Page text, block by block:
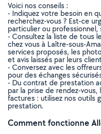
Voici nos conseils :
- Indiquez votre besoin en
recherchez-vous ? Est-ce
particulier ou professionnel,
- Consultez la liste de tous
chez vous à Laître-sous-
services proposés, les
et avis laissés par leurs
- Conversez avec les
pour des échanges
- Du contrat de prestation
par la prise de rendez-
factures : utilisez nos outils
prestation.
Comment fonctionne